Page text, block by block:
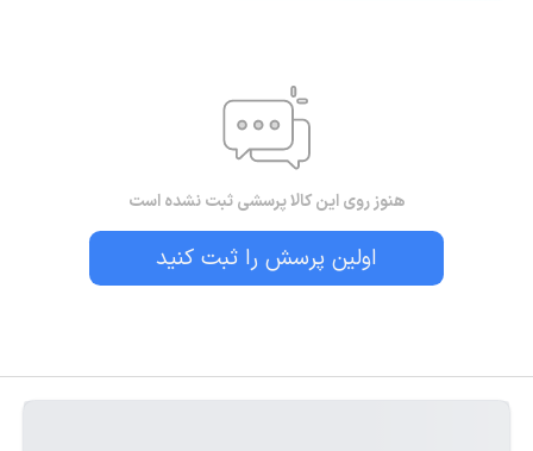
هنوز روی این کالا پرسشی ثبت نشده است
اولین پرسش را ثبت کنید